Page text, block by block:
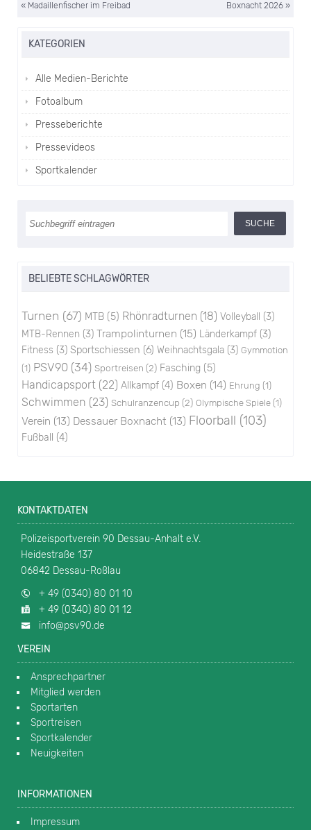
« Madaillenfischer im Freibad Boxnacht 2026 »
KATEGORIEN
Alle Medien-Berichte
Fotoalbum
Presseberichte
Pressevideos
Sportkalender
BELIEBTE SCHLAGWÖRTER
Turnen (67) MTB (5) Rhönradturnen (18) Volleyball
(3)
MTB-Rennen (3) Trampolinturnen (15) Länderkampf (3)
Fitness (3) Sportschiessen (6) Weihnachtsgala (3) Gymmotion
(1) PSV90 (34) Sportreisen (2) Fasching (5)
Handicapsport (22) Allkampf (4) Boxen (14) Ehrung (1)
Schwimmen (23) Schulranzencup (2) Olympische Spiele (1)
Verein (13) Dessauer Boxnacht (13) Floorball (103)
Fußball (4)
KONTAKTDATEN
Polizeisportverein 90 Dessau-Anhalt e.V.
Heidestraße 137
06842 Dessau-Roßlau
+ 49 (0340) 80 01 10
+ 49 (0340) 80 01 12
info@psv90.de
VEREIN
Ansprechpartner
Mitglied werden
Sportarten
Sportreisen
Sportkalender
Neuigkeiten
INFORMATIONEN
Impressum